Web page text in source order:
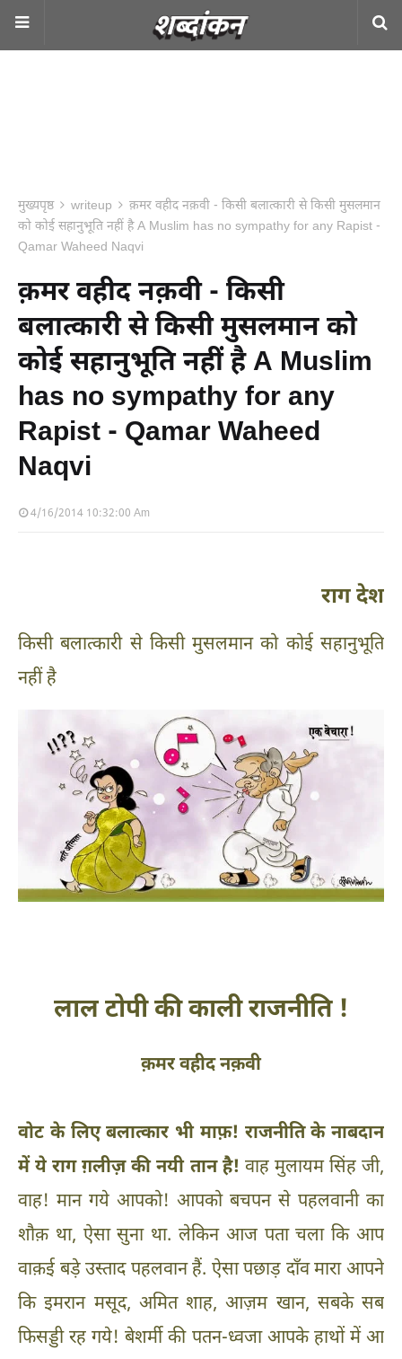
मुख्यपृष्ठ writeup
क़मर वहीद नक़वी - किसी बलात्कारी से किसी मुसलमान
को कोई सहानुभूति नहीं है A Muslim has no sympathy for any Rapist -
Qamar Waheed Naqvi
क़मर वहीद नक़वी - किसी
बलात्कारी से किसी मुसलमान को
कोई सहानुभूति नहीं है A Muslim
has no sympathy for any
Rapist - Qamar Waheed
Naqvi
4/16/2014 10:32:00 Am
राग देश
किसी बलात्कारी से किसी मुसलमान को कोई सहानुभूति
नहीं है
लाल टोपी की काली राजनीति !
क़मर वहीद नक़वी
वोट के लिए बलात्कार भी माफ़! राजनीति के नाबदान
में ये राग ग़लीज़ की नयी तान है! वाह मुलायम सिंह जी,
वाह! मान गये आपको! आपको बचपन से पहलवानी का
शौक़ था, ऐसा सुना था. लेकिन आज पता चला कि आप
वाक़ई बड़े उस्ताद पहलवान हैं. ऐसा पछाड़ दाँव मारा आपने
कि इमरान मसूद, अमित शाह, आज़म खान, सबके सब
फिसड्डी रह गये! बेशर्मी की पतन-ध्वजा आपके हाथों में आ